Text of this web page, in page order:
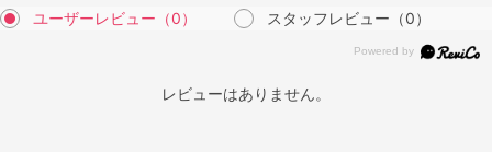
ユーザーレビュー （0） スタッフレビュー （0）
レビューはありません。